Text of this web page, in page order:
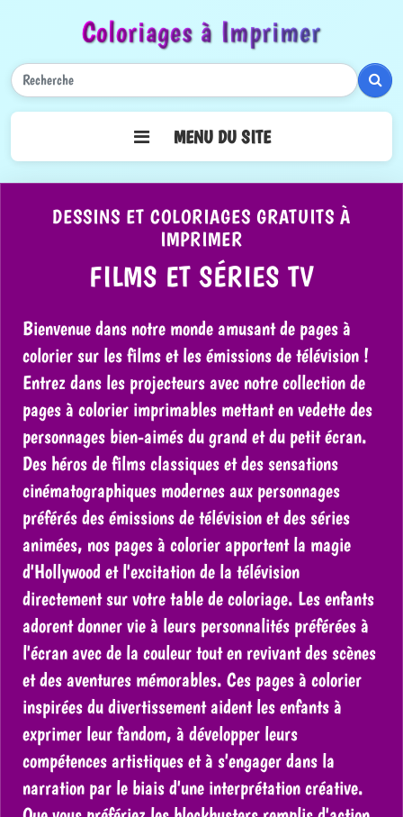
Coloriages à Imprimer
MENU DU SITE
DESSINS ET COLORIAGES GRATUITS À
IMPRIMER
FILMS ET SÉRIES TV
Bienvenue dans notre monde amusant de pages à
colorier sur les films et les émissions de télévision !
Entrez dans les projecteurs avec notre collection de
pages à colorier imprimables mettant en vedette des
personnages bien-aimés du grand et du petit écran.
Des héros de films classiques et des sensations
cinématographiques modernes aux personnages
préférés des émissions de télévision et des séries
animées, nos pages à colorier apportent la magie
d'Hollywood et l'excitation de la télévision
directement sur votre table de coloriage. Les enfants
adorent donner vie à leurs personnalités préférées à
l'écran avec de la couleur tout en revivant des scènes
et des aventures mémorables. Ces pages à colorier
inspirées du divertissement aident les enfants à
exprimer leur fandom, à développer leurs
compétences artistiques et à s'engager dans la
narration par le biais d'une interprétation créative.